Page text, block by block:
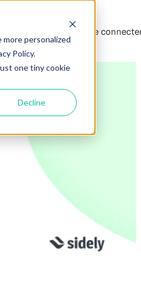
personalized
Policy.
one tiny cookie
Decline
Se